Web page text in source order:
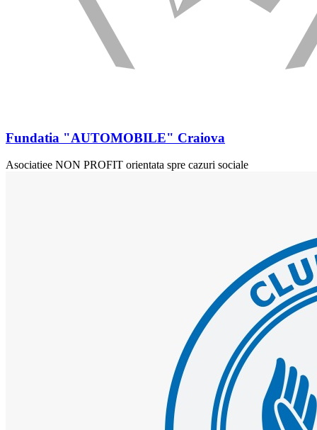
Fundatia "AUTOMOBILE" Craiova
Asociatiee NON PROFIT orientata spre cazuri sociale